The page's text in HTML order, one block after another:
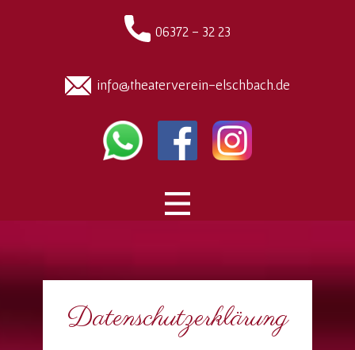
06372 - 32 23
info@theaterverein-elschbach.de
Datenschutzerklärung